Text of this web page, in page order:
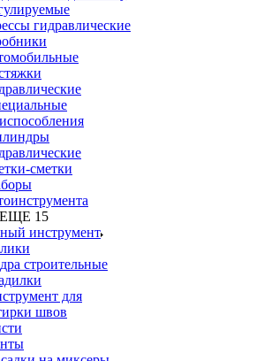
гидравлические
сметки
15
инструмент
строительные
для
швов